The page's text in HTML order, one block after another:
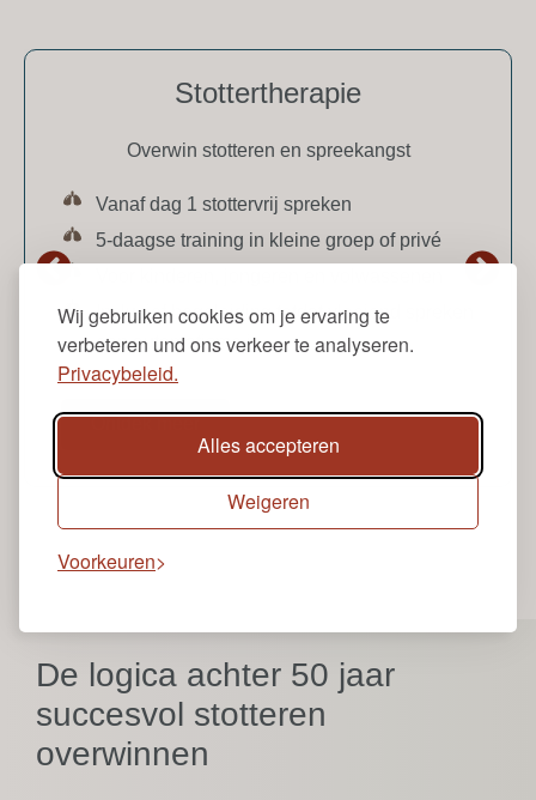
Wij gebruiken cookies om je ervaring te
verbeteren und ons verkeer te analyseren.
Privacybeleid.
Alles accepteren
Weigeren
Voorkeuren
Stottertherapie
Overwin stotteren en spreekangst
Vanaf dag 1 stottervrij spreken
5-daagse training in kleine groep of privé
Inclusief begeleiding totdat vloeiend spreken
een automatisme is
Ontdek meer
De logica achter 50 jaar
succesvol stotteren
overwinnen